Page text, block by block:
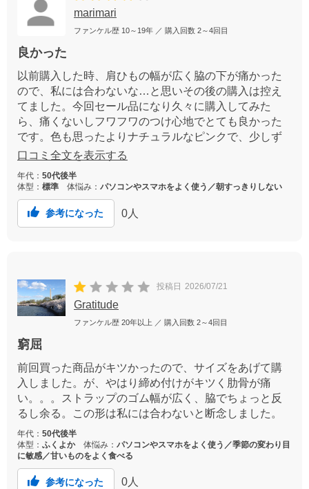
marimari
ファンケル歴 10～19年 ／ 購入回数 2～4回目
良かった
以前購入した時、肩ひもの幅が広く脇の下が痛かった
ので、私には合わないな…と思いその後の購入は控え
てました。今回セール品になり久々に購入してみた
ら、痛くないしフワフワのつけ心地でとても良かった
です。色も思ったよりナチュラルなピンクで、少しず
つ改良されてるのかなと思いました。
口コミ全文を表示する
年代： 50代後半
体型： 標準 体悩み： パソコンやスマホをよく使う／朝すっきりしない
参考になった 0 人
投稿日 2026/07/21
Gratitude
ファンケル歴 20年以上 ／ 購入回数 2～4回目
窮屈
前回買った商品がキツかったので、サイズをあげて購
入しました。が、やはり締め付けがキツく肋骨が痛
い。。。ストラップのゴム幅が広く、脇でちょっと反
るし余る。この形は私には合わないと断念しました。
年代： 50代後半
体型： ふくよか体悩み： パソコンやスマホをよく使う／季節の変わり目
に敏感／甘いものをよく食べる
参考になった 0人